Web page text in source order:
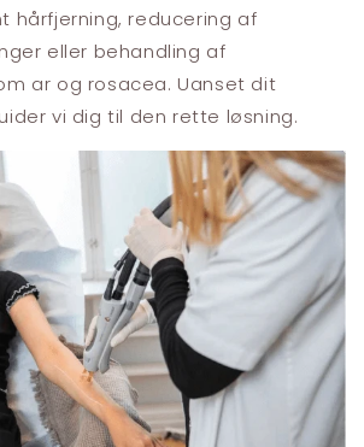
hårfjerning, reducering af
eller behandling af
ar og rosacea. Uanset dit
vi dig til den rette løsning.